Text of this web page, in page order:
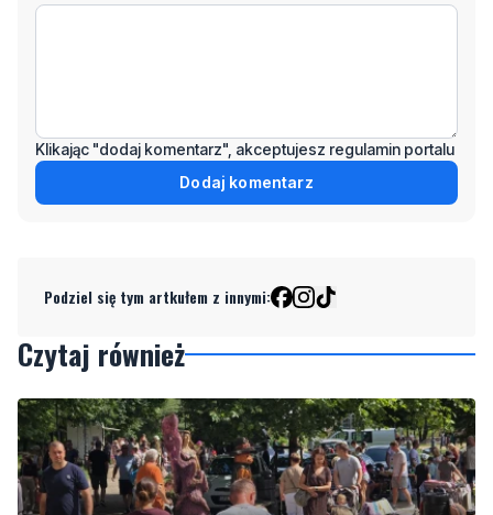
Klikając "dodaj komentarz", akceptujesz regulamin portalu
Dodaj komentarz
Podziel się tym artkułem z innymi:
Czytaj również